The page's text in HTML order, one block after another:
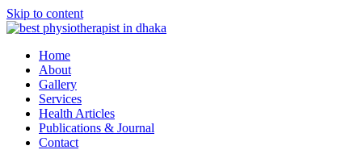
Skip to content
Home
About
Gallery
Services
Health Articles
Publications & Journal
Contact